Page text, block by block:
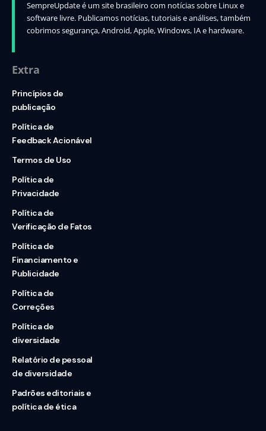
SempreUpdate é um site brasileiro com notícias sobre Linux e
software livre. Publicamos notícias, tutoriais e análises, também
cobrimos segurança, Android, Apple, Windows, IA e hardware.
Extra
Princípios de
publicação
Política de
Feedback Acionável
Termos de Uso
Política de
Privacidade
Política de
Verificação de Fatos
Política de
Financiamento e
Publicidade
Política de
Correções
Política de
diversidade
Relatório de pessoal
de diversidade
Padrões editoriais e
política de ética